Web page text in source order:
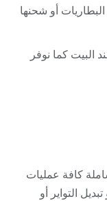
أو شحنها
البيت كما نوفر
كافة عمليات
التواير أو